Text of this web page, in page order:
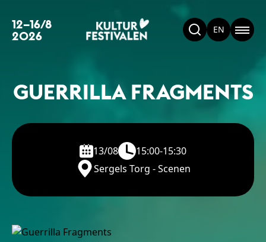
12–16/8
2026 EN
GUERRILLA FRAGMENTS
13/08
15:00-15:30
Sergels Torg - Scenen